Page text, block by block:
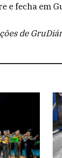
e fecha em
de